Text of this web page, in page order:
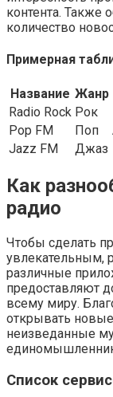
контента. Также
количество
Примерная
Название Жанр
Radio Rock Рок
Pop FM
Поп
Jazz FM
Джаз
Как
радио
Чтобы сделать
увлекательным,
различные
предоставляют
всему миру.
открывать
неизведанные
Список